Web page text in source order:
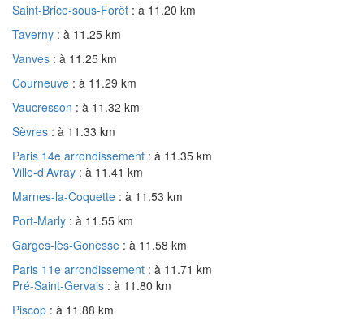
Saint-Brice-sous-Forêt : à 11.20 km
Taverny : à 11.25 km
Vanves : à 11.25 km
Courneuve : à 11.29 km
Vaucresson : à 11.32 km
Sèvres : à 11.33 km
Paris 14e arrondissement : à 11.35 km
Ville-d'Avray : à 11.41 km
Marnes-la-Coquette : à 11.53 km
Port-Marly : à 11.55 km
Garges-lès-Gonesse : à 11.58 km
Paris 11e arrondissement : à 11.71 km
Pré-Saint-Gervais : à 11.80 km
Piscop : à 11.88 km